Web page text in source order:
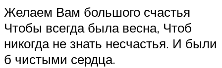
Желаем Вам большого счастья
Чтобы всегда была весна, Чтоб
никогда не знать несчастья. И были
б чистыми сердца.